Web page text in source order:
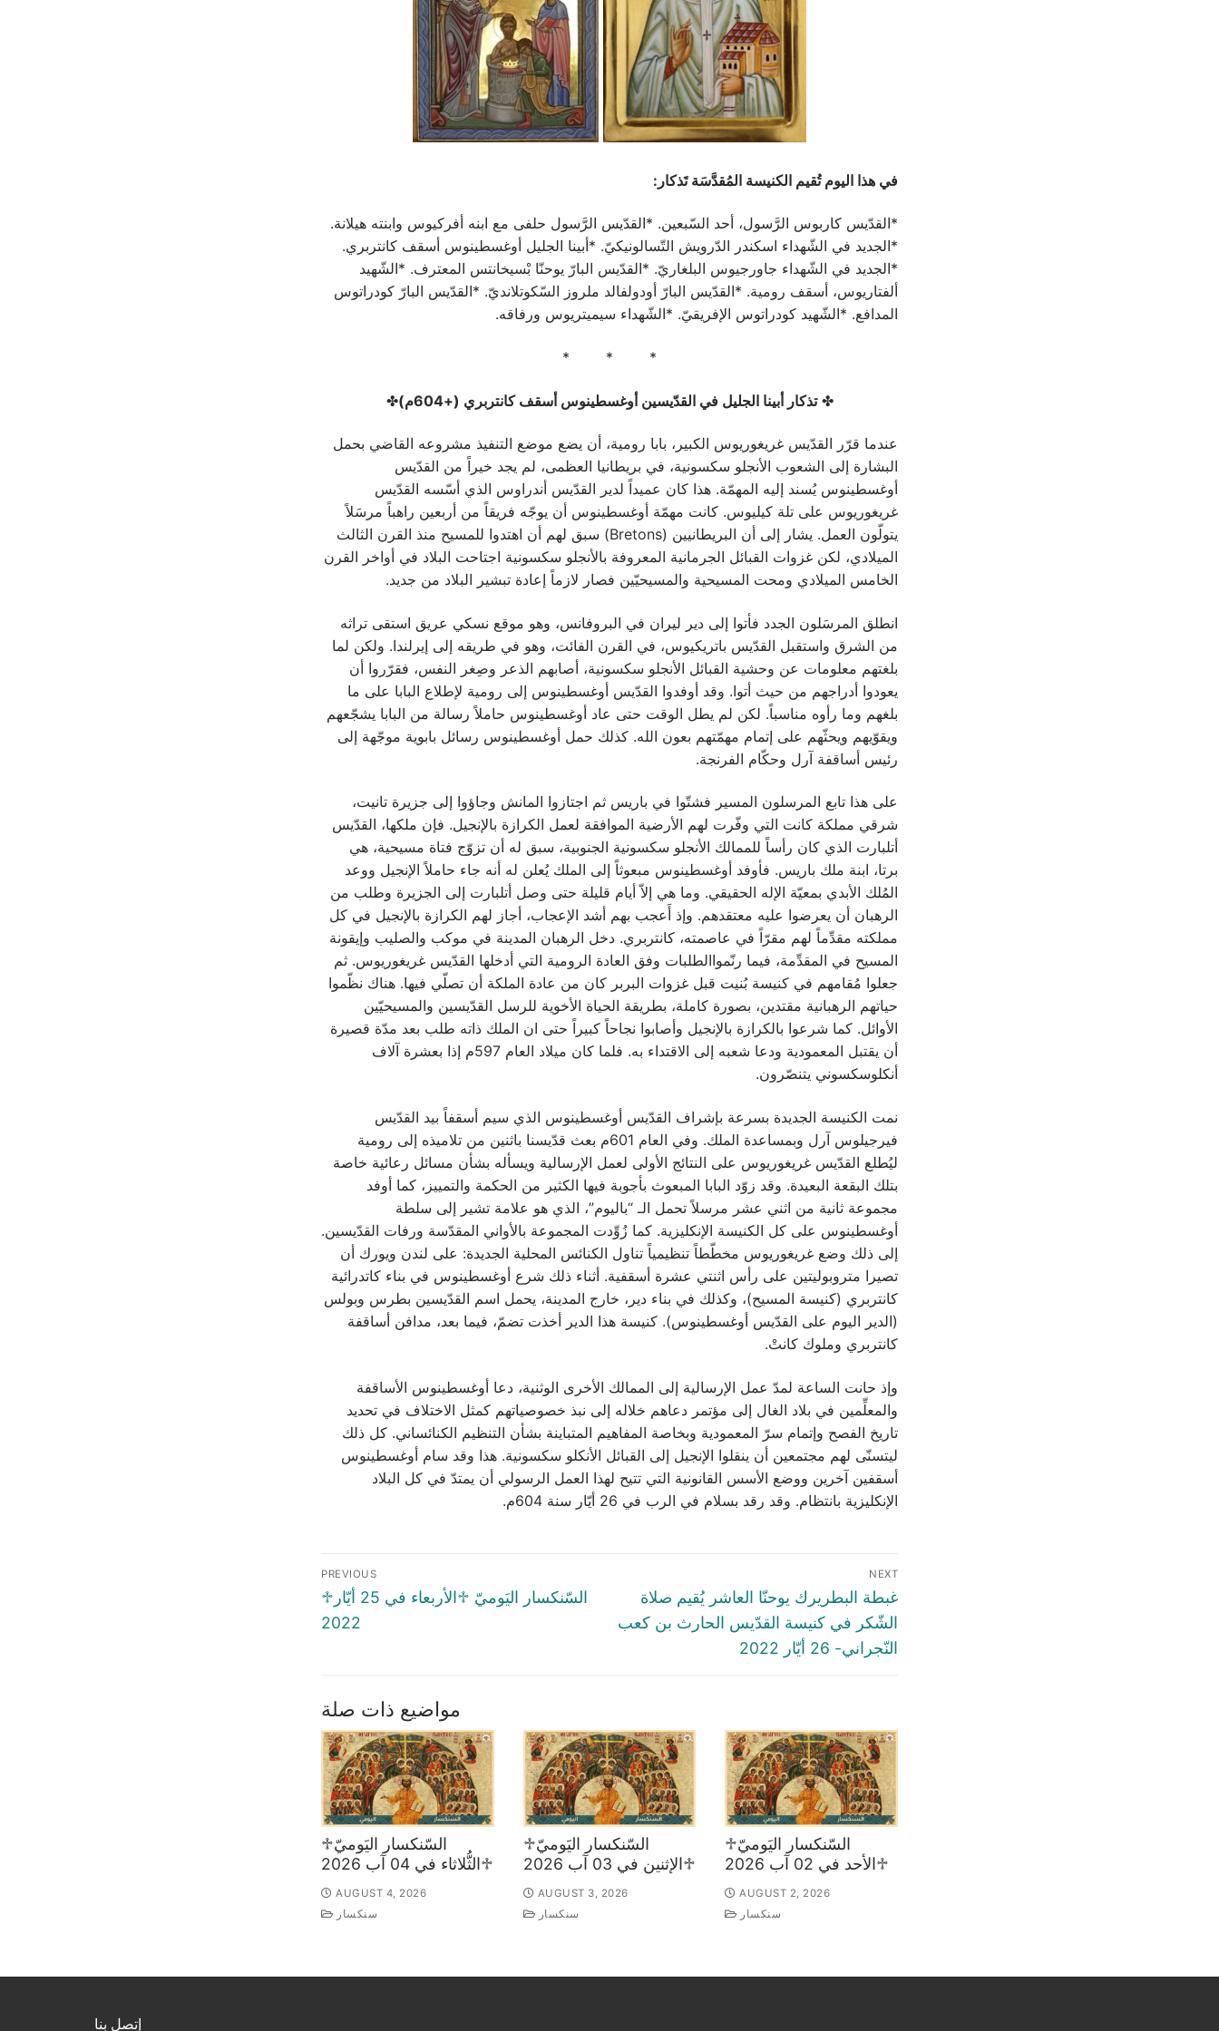
في هذا اليوم تُقيم الكنيسة المُقدَّسَة تَذكار:
*القدّيس كاربوس الرَّسول، أحد السّبعين. *القدّيس الرَّسول حلفى مع ابنه أفركيوس وابنته هيلانة.
*الجديد في الشّهداء اسكندر الدّرويش التّسالونيكيّ. *أبينا الجليل أوغسطينوس أسقف كانتربري.
*الجديد في الشّهداء جاورجيوس البلغاريّ. *القدّيس البارّ يوحنّا بْسيخانتس المعترف. *الشّهيد
ألفتاريوس، أسقف رومية. *القدّيس البارّ أودولفالد ملروز السّكوتلانديّ. *القدّيس البارّ كودراتوس
المدافع. *الشّهيد كودراتوس الإفريقيّ. *الشّهداء سيميتريوس ورفاقه.
* * *
✤تذكار أبينا الجليل في القدّيسين أوغسطينوس أسقف كانتربري (+604م) ‏✤
عندما قرّر القدّيس غريغوريوس الكبير، بابا رومية، أن يضع موضع التنفيذ مشروعه القاضي بحمل
البشارة إلى الشعوب الأنجلو سكسونية، في بريطانيا العظمى، لم يجد خيراً من القدّيس
أوغسطينوس يُسند إليه المهمّة. هذا كان عميداً لدير القدّيس أندراوس الذي أسّسه القدّيس
غريغوريوس على تلة كيليوس. كانت مهمّة أوغسطينوس أن يوجّه فريقاً من أربعين راهباً مرسَلاً
يتولّون العمل. يشار إلى أن البريطانيين (Bretons) سبق لهم أن اهتدوا للمسيح منذ القرن الثالث
الميلادي، لكن غزوات القبائل الجرمانية المعروفة بالأنجلو سكسونية اجتاحت البلاد في أواخر القرن
الخامس الميلادي ومحت المسيحية والمسيحيّين فصار لازماً إعادة تبشير البلاد من جديد.
انطلق المرسَلون الجدد فأتوا إلى دير ليران في البروفانس، وهو موقع نسكي عريق استقى تراثه
من الشرق واستقبل القدّيس باتريكيوس، في القرن الفائت، وهو في طريقه إلى إيرلندا. ولكن لما
بلغتهم معلومات عن وحشية القبائل الأنجلو سكسونية، أصابهم الذعر وصِغر النفس، فقرّروا أن
يعودوا أدراجهم من حيث أتوا. وقد أوفدوا القدّيس أوغسطينوس إلى رومية لإطلاع البابا على ما
بلغهم وما رأوه مناسباً. لكن لم يطل الوقت حتى عاد أوغسطينوس حاملاً رسالة من البابا يشجّعهم
ويقوّيهم ويحثّهم على إتمام مهمّتهم بعون الله. كذلك حمل أوغسطينوس رسائل بابوية موجّهة إلى
رئيس أساقفة آرل وحكّام الفرنجة.
على هذا تابع المرسلون المسير فشتّوا في باريس ثم اجتازوا المانش وجاؤوا إلى جزيرة تانيت،
شرقي مملكة كانت التي وفّرت لهم الأرضية الموافقة لعمل الكرازة بالإنجيل. فإن ملكها، القدّيس
أتلبارت الذي كان رأساً للممالك الأنجلو سكسونية الجنوبية، سبق له أن تزوّج فتاة مسيحية، هي
برتا، ابنة ملك باريس. فأوفد أوغسطينوس مبعوثاً إلى الملك يُعلن له أنه جاء حاملاً الإنجيل ووعد
المُلك الأبدي بمعيّة الإله الحقيقي. وما هي إلاّ أيام قليلة حتى وصل أتلبارت إلى الجزيرة وطلب من
الرهبان أن يعرضوا عليه معتقدهم. وإذ أَعجب بهم أشد الإعجاب، أجاز لهم الكرازة بالإنجيل في كل
مملكته مقدِّماً لهم مقرّاً في عاصمته، كانتربري. دخل الرهبان المدينة في موكب والصليب وإيقونة
المسيح في المقدِّمة، فيما رنّمواالطلبات وفق العادة الرومية التي أدخلها القدّيس غريغوريوس. ثم
جعلوا مُقامهم في كنيسة بُنيت قبل غزوات البربر كان من عادة الملكة أن تصلّي فيها. هناك نظّموا
حياتهم الرهبانية مقتدين، بصورة كاملة، بطريقة الحياة الأخوية للرسل القدّيسين والمسيحيّين
الأوائل. كما شرعوا بالكرازة بالإنجيل وأصابوا نجاحاً كبيراً حتى ان الملك ذاته طلب بعد مدّة قصيرة
أن يقتبل المعمودية ودعا شعبه إلى الاقتداء به. فلما كان ميلاد العام 597م إذا بعشرة آلاف
أنكلوسكسوني يتنصّرون.
نمت الكنيسة الجديدة بسرعة بإشراف القدّيس أوغسطينوس الذي سيم أسقفاً بيد القدّيس
فيرجيلوس آرل وبمساعدة الملك. وفي العام 601م بعث قدّيسنا باثنين من تلاميذه إلى رومية
ليُطلع القدّيس غريغوريوس على النتائج الأولى لعمل الإرسالية ويسأله بشأن مسائل رعائية خاصة
بتلك البقعة البعيدة. وقد زوّد البابا المبعوث بأجوبة فيها الكثير من الحكمة والتمييز، كما أوفد
مجموعة ثانية من اثني عشر مرسلاً تحمل الـ “باليوم”، الذي هو علامة تشير إلى سلطة
أوغسطينوس على كل الكنيسة الإنكليزية. كما زُوِّدت المجموعة بالأواني المقدّسة ورفات القدّيسين.
إلى ذلك وضع غريغوريوس مخطّطاً تنظيمياً تناول الكنائس المحلية الجديدة: على لندن ويورك أن
تصيرا متروبوليتين على رأس اثنتي عشرة أسقفية. أثناء ذلك شرع أوغسطينوس في بناء كاتدرائية
كانتربري (كنيسة المسيح)، وكذلك في بناء دير، خارج المدينة، يحمل اسم القدّيسين بطرس وبولس
(الدير اليوم على القدّيس أوغسطينوس). كنيسة هذا الدير أخذت تضمّ، فيما بعد، مدافن أساقفة
كانتربري وملوك كانتْ.
وإذ حانت الساعة لمدّ عمل الإرسالية إلى الممالك الأخرى الوثنية، دعا أوغسطينوس الأساقفة
والمعلِّمين في بلاد الغال إلى مؤتمر دعاهم خلاله إلى نبذ خصوصياتهم كمثل الاختلاف في تحديد
تاريخ الفصح وإتمام سرّ المعمودية وبخاصة المفاهيم المتباينة بشأن التنظيم الكنائساني. كل ذلك
ليتسنّى لهم مجتمعين أن ينقلوا الإنجيل إلى القبائل الأنكلو سكسونية. هذا وقد سام أوغسطينوس
أسقفين آخرين ووضع الأسس القانونية التي تتيح لهذا العمل الرسولي أن يمتدّ في كل البلاد
الإنكليزية بانتظام. وقد رقد بسلام في الرب في 26 أيّار سنة 604م.
Post
navigation
PREVIOUS
Previous
post:
♱السّنكسار اليَوميّ ♱الأربعاء في 25 أيّار
2022
NEXT
Next
post:
غبطة البطريرك يوحنّا العاشر يُقيم صلاة
الشّكر في كنيسة القدّيس الحارث بن كعب
النّجراني- 26 أيّار 2022
مواضيع ذات صلة
♱السّنكسار اليَوميّ
♱الثُّلاثاء في 04 آب 2026
AUGUST 4, 2026
سنكسار
♱السّنكسار اليَوميّ
♱الإثنين في 03 آب 2026
AUGUST 3, 2026
سنكسار
♱السّنكسار اليَوميّ
♱الأحد في 02 آب 2026
AUGUST 2, 2026
سنكسار
إتصل بنا